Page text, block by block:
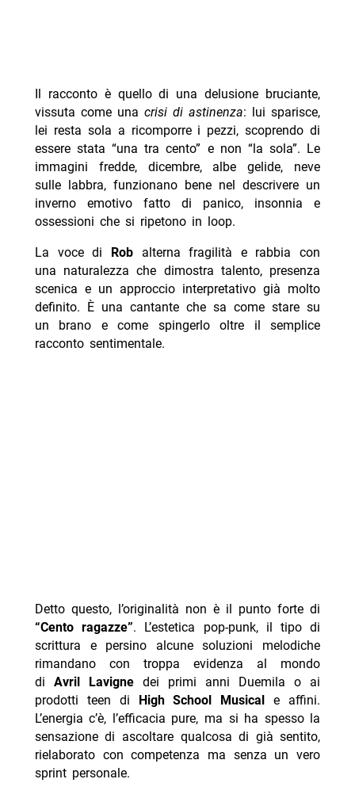
Il racconto è quello di una delusione bruciante,
vissuta come una crisi di astinenza: lui sparisce,
lei resta sola a ricomporre i pezzi, scoprendo di
essere stata “una tra cento” e non “la sola”. Le
immagini fredde, dicembre, albe gelide, neve
sulle labbra, funzionano bene nel descrivere un
inverno emotivo fatto di panico, insonnia e
ossessioni che si ripetono in loop.
La voce di Robalterna fragilità e rabbia con
una naturalezza che dimostra talento, presenza
scenica e un approccio interpretativo già molto
definito. È una cantante che sa come stare su
un brano e come spingerlo oltre il semplice
racconto sentimentale.
Detto questo, l’originalità non è il punto forte di
“Cento ragazze”. L’estetica pop-punk, il tipo di
scrittura e persino alcune soluzioni melodiche
rimandano con troppa evidenza al mondo
di Avril Lavignedei primi anni Duemila o ai
prodotti teen di
High School Musical
e affini.
L’energia c’è, l’efficacia pure, ma si ha spesso la
sensazione di ascoltare qualcosa di già sentito,
rielaborato con competenza ma senza un vero
sprint personale.